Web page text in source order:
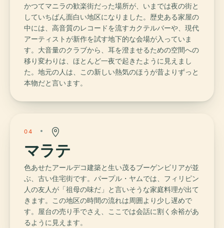
かつてマニラの歓楽街だった場所が、いまでは夜の街と
していちばん面白い地区になりました。歴史ある家屋の
中には、高音質のレコードを流すカクテルバーや、現代
アーティストが新作を試す地下的な会場が入っていま
す。大音量のクラブから、耳を澄ませるための空間への
移り変わりは、ほとんど一夜で起きたように見えまし
た。地元の人は、この新しい熱気のほうが昔よりずっと
本物だと言います。
04
マラテ
色あせたアールデコ建築と生い茂るブーゲンビリアが並
ぶ、古い住宅街です。パープル・ヤムでは、フィリピン
人の友人が「祖母の味だ」と言いそうな家庭料理が出て
きます。この地区の時間の流れは周囲より少し遅めで
す。屋台の売り手でさえ、ここでは会話に割く余裕があ
るように見えます。